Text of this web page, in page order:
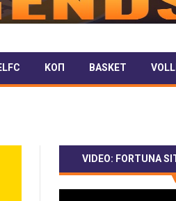
ΚΟΠ BASKET
VIDEO: FORTUNA